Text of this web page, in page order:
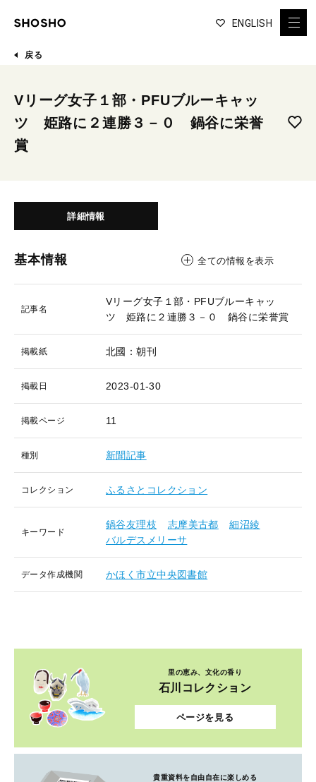
ENGLISH
戻る
Vリーグ女子１部・PFUブルーキャッ
ツ 姫路に２連勝３－０ 鍋谷に栄誉
賞
詳細情報
基本情報 全ての情報を表示
記事名
Vリーグ女子１部・PFUブルーキャッ
ツ 姫路に２連勝３－０ 鍋谷に栄誉賞
掲載紙 北國：朝刊
掲載日 2023-01-30
掲載ページ 11
種別 新聞記事
コレクション ふるさとコレクション
キーワード
鍋谷友理枝 志摩美古都
細沼綾
バルデスメリーサ
データ作成機関 かほく市立中央図書館
里の恵み、文化の香り
石川コレクション
ページを見る
貴重資料を自由自在に楽しめる